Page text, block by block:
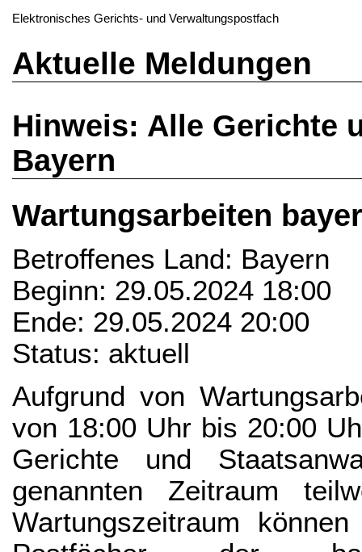
Elektronisches Gerichts- und Verwaltungspostfach
Aktuelle Meldungen
Hinweis: Alle Gerichte
Bayern
Wartungsarbeiten
Betroffenes Land: Bayern
Beginn: 29.05.2024 18:00
Ende: 29.05.2024 20:00
Status: aktuell
Aufgrund von
von 18:00 Uhr bis 20:00
Gerichte und
genannten Zeitraum
Wartungszeitraum